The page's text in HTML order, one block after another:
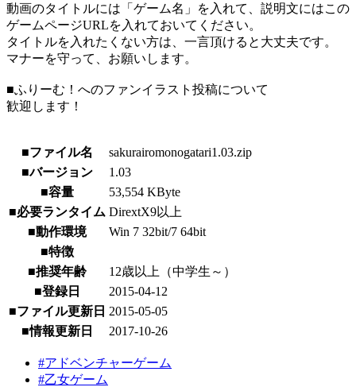
動画のタイトルには「ゲーム名」を入れて、説明文にはこの
ゲームページURLを入れておいてください。
タイトルを入れたくない方は、一言頂けると大丈夫です。
マナーを守って、お願いします。
■ふりーむ！へのファンイラスト投稿について
歓迎します！
■ファイル名
sakurairomonogatari1.03.zip
■バージョン
1.03
■容量
53,554 KByte
■必要ランタイム DirextX9以上
■動作環境
Win 7 32bit/7 64bit
■特徴
■推奨年齢
12歳以上（中学生～）
■登録日
2015-04-12
■ファイル更新日 2015-05-05
■情報更新日
2017-10-26
#アドベンチャーゲーム
#乙女ゲーム